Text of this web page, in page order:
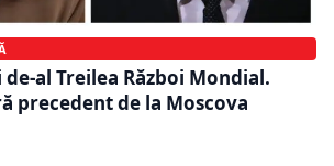
al Treilea Război Mondial.
precedent de la Moscova